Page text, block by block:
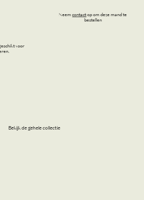
voor
Neemcontactop om deze mand te
bestellen
Bekijk de gehele collectie